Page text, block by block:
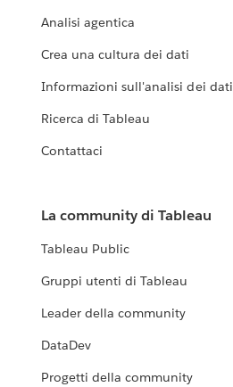
Analisi agentica
Crea una cultura dei dati
Informazioni sull'analisi dei dati
Ricerca di Tableau
Contattaci
La community di Tableau
Tableau Public
Gruppi utenti di Tableau
Leader della community
DataDev
Progetti della community